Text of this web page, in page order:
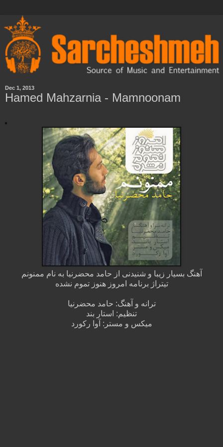
Dec 1, 2013
Hamed Mahzarnia - Mamnoonam
آهنگ بسیار زیبا و شنیدنی از حامد محضرنیا به نام ممنونم
تیتراژ برنامه امروز هنوز تموم نشده
ترانه و آهنگ: حامد محضرنیا
تنظیم: استار بند
میکس و مستر: آوا رکورد